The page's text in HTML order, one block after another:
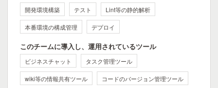
開発環境構築 テスト Lint等の静的解析
本番環境の構成管理 デプロイ
このチームに導入し、運用されているツール
ビジネスチャット タスク管理ツール
wiki等の情報共有ツール コードのバージョン管理ツール